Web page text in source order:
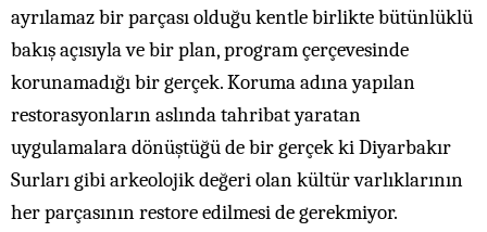
ayrılamaz bir parçası olduğu kentle birlikte bütünlüklü
bakış açısıyla ve bir plan, program çerçevesinde
korunamadığı bir gerçek. Koruma adına yapılan
restorasyonların aslında tahribat yaratan
uygulamalara dönüştüğü de bir gerçek ki Diyarbakır
Surları gibi arkeolojik değeri olan kültür varlıklarının
her parçasının restore edilmesi de gerekmiyor.